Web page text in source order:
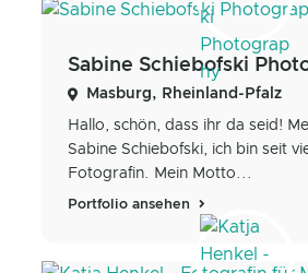
Masburg, Rheinland-Pfalz
Hallo, schön, dass ihr da seid!
Sabine Schiebofski, ich bin seit
Fotografin. Mein Motto...
Portfolio ansehen